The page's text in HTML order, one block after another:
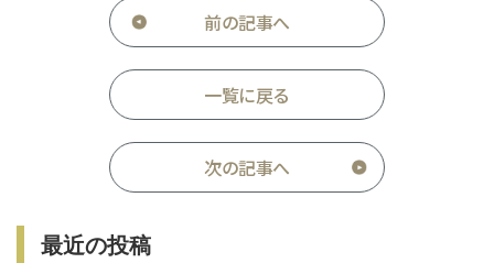
前の記事へ
一覧に戻る
次の記事へ
最近の投稿